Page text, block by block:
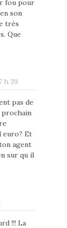
fou pour
son
très
Que
h 39
pas de
prochain
euro? Et
agent
sur qu il
!!! La